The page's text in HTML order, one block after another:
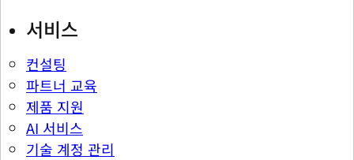
서비스
컨설팅
파트너 교육
제품 지원
AI 서비스
기술 계정 관리